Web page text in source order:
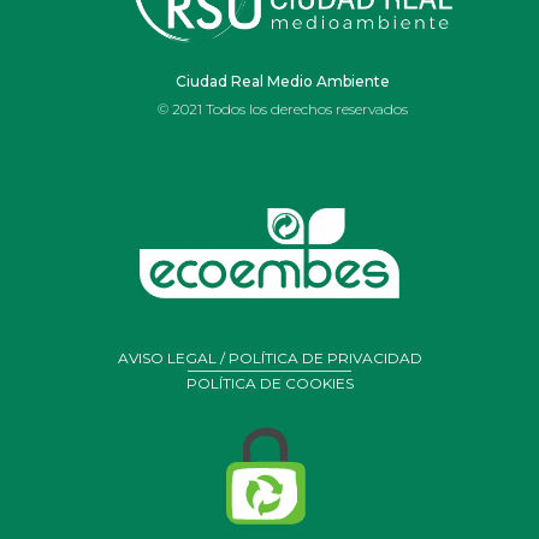
Ciudad Real Medio Ambiente
© 2021 Todos los derechos reservados
AVISO LEGAL / POLÍTICA DE PRIVACIDAD
POLÍTICA DE COOKIES